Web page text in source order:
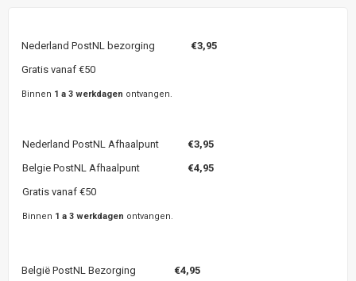
Nederland PostNL bezorging €3,95
Gratis vanaf €50
Binnen 1 a 3 werkdagen ontvangen.
Nederland PostNL Afhaalpunt €3,95
Belgie PostNL Afhaalpunt
€4,95
Gratis vanaf €50
Binnen 1 a 3 werkdagen ontvangen.
België PostNL Bezorging €4,95